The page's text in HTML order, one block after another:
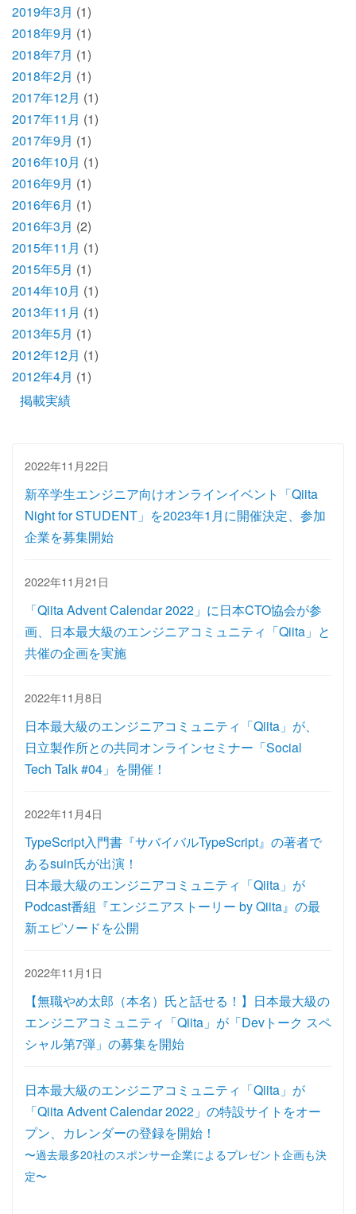
2019年3月 (1)
2018年9月 (1)
2018年7月 (1)
2018年2月 (1)
2017年12月 (1)
2017年11月 (1)
2017年9月 (1)
2016年10月 (1)
2016年9月 (1)
2016年6月 (1)
2016年3月 (2)
2015年11月 (1)
2015年5月 (1)
2014年10月 (1)
2013年11月 (1)
2013年5月 (1)
2012年12月 (1)
2012年4月 (1)
掲載実績
2022年11月22日
新卒学生エンジニア向けオンラインイベント「Qiita
Night for STUDENT」を2023年1月に開催決定、参加
企業を募集開始
2022年11月21日
「Qiita Advent Calendar 2022」に日本CTO協会が参
画、日本最大級のエンジニアコミュニティ「Qiita」と
共催の企画を実施
2022年11月8日
日本最大級のエンジニアコミュニティ「Qiita」が、
日立製作所との共同オンラインセミナー「Social
Tech Talk #04」を開催！
2022年11月4日
TypeScript入門書『サバイバルTypeScript』の著者で
あるsuin氏が出演！
日本最大級のエンジニアコミュニティ「Qiita」が
Podcast番組『エンジニアストーリー by Qiita』の最
新エピソードを公開
2022年11月1日
【無職やめ太郎（本名）氏と話せる！】日本最大級の
エンジニアコミュニティ「Qiita」が「Devトーク スペ
シャル第7弾」の募集を開始
日本最大級のエンジニアコミュニティ「Qiita」が
「Qiita Advent Calendar 2022」の特設サイトをオー
プン、カレンダーの登録を開始！
〜過去最多20社のスポンサー企業によるプレゼント企画も決
定〜